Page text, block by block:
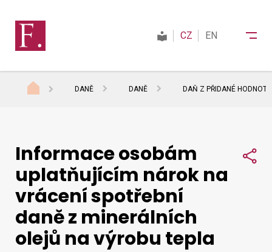
Daně
Mezinárodní spolupráce
Kontakty
CZ EN
DANĚ DANĚ DAŇ Z PŘIDANÉ HODNOTY
Informace osobám
uplatňujícím nárok na
vrácení spotřební
daně z minerálních
olejů na výrobu tepla